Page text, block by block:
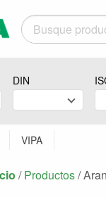
DIN
VIPA
/ Productos/